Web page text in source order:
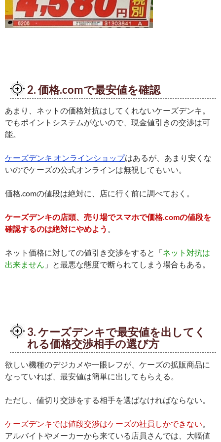
2. 価格.comで最安値を確認
あまり、ネットの価格対抗はしてくれないケーズデンキ。
でもポイントシステムがないので、現金値引きの交渉は可
能。
ケーズデンキ オンラインショップはあるが、あまり安くな
いのでケーズの公式オンラインは無視してもいい。
価格.comの値段は絶対に、店に行く前に調べておく。
ケーズデンキの店頭、売り場でスマホで価格.comの値段を
確認するのは絶対にやめよう
ネット価格に対しての値引き交渉をすると「ネット対抗は
出来ません 」と最悪な態度で断られてしまう場合もある。
3. ケーズデンキで最安値を出してく
れる価格交渉相手の選び方
欲しい機種のデジカメや一眼レフが、ケーズの拡販商品に
なっていれば、最安値は簡単に出してもらえる。
ただし、値切り交渉をする相手を選ばなければならない。
ケーズデンキでは値段交渉はケーズの社員しかできない
アルバイトやメーカーから来ている店員さんでは、大幅値